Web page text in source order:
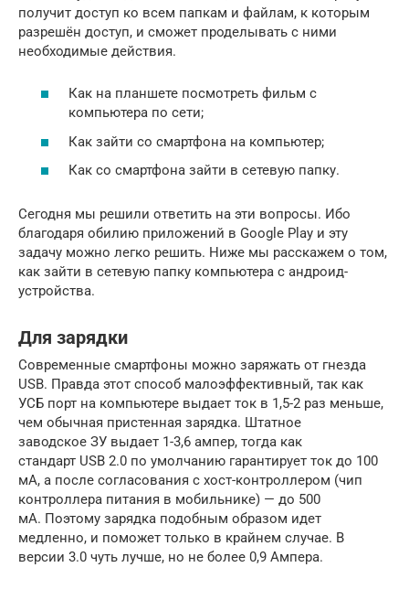
получит доступ ко всем папкам и файлам, к которым
разрешён доступ, и сможет проделывать с ними
необходимые действия.
Как на планшете посмотреть фильм с
компьютера по сети;
Как зайти со смартфона на компьютер;
Как со смартфона зайти в сетевую папку.
Сегодня мы решили ответить на эти вопросы. Ибо
благодаря обилию приложений в Google Play и эту
задачу можно легко решить. Ниже мы расскажем о том,
как зайти в сетевую папку компьютера с андроид-
устройства.
Для зарядки
Современные смартфоны можно заряжать от гнезда
USB. Правда этот способ малоэффективный, так как
УСБ порт на компьютере выдает ток в 1,5-2 раз меньше,
чем обычная пристенная зарядка. Штатное
заводское ЗУ выдает 1-3,6 ампер, тогда как
стандарт USB 2.0 по умолчанию гарантирует ток до 100
мА, а после согласования с хост-контроллером (чип
контроллера питания в мобильнике) — до 500
мА. Поэтому зарядка подобным образом идет
медленно, и поможет только в крайнем случае. В
версии 3.0 чуть лучше, но не более 0,9 Ампера.